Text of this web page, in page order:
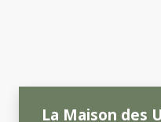
La Maison des